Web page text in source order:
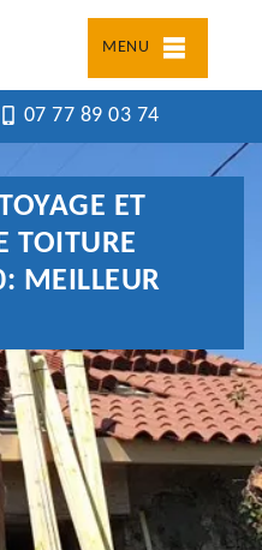
MENU
07 77 89 03 74
ET
TOITURE
MEILLEUR